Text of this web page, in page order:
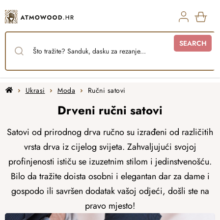
to
content
SEARCH
HomeUkrasi Moda Ručni satovi
Drveni ručni satovi
Satovi od prirodnog drva ručno su izrađeni od različitih
vrsta drva iz cijelog svijeta. Zahvaljujući svojoj
profinjenosti ističu se izuzetnim stilom i jedinstvenošću.
Bilo da tražite doista osobni i elegantan dar za dame i
gospodo ili savršen dodatak vašoj odjeći, došli ste na
pravo mjesto!